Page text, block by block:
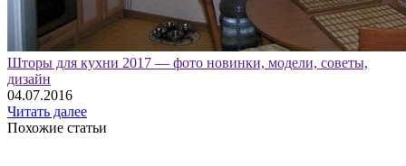
Шторы для кухни 2017 — фото новинки, модели, советы,
дизайн
04.07.2016
Читать далее
Похожие статьи